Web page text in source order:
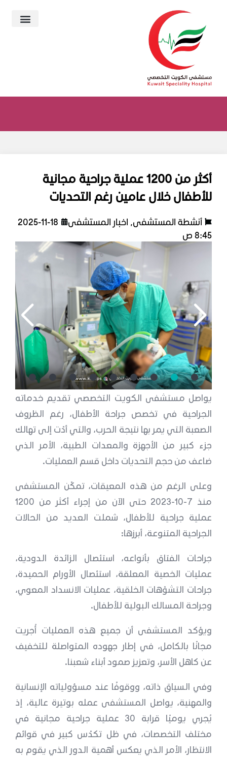
أكثر من 1200 عملية جراحية مجانية
للأطفال خلال عامين رغم التحديات
أنشطة المستشفى اخبار المستشفى
2025-11-18
8:45 ص
يواصل مستشفى الكويت التخصصي تقديم خدماته
الجراحية في تخصص جراحة الأطفال، رغم الظروف
الصعبة التي يمر بها نتيجة الحرب، والتي أدّت إلى تهالك
جزء كبير من الأجهزة والمعدات الطبية، الأمر الذي
ضاعف من حجم التحديات داخل قسم العمليات.
وعلى الرغم من هذه المعيقات، تمكّن المستشفى
منذ 7-10-2023 حتى الآن من إجراء أكثر من 1200
عملية جراحية للأطفال، شملت العديد من الحالات
الجراحية المتنوعة، أبرزها:
جراحات الفتاق بأنواعه، استئصال الزائدة الدودية،
عمليات الخصية المعلقة، استئصال الأورام الحميدة،
جراحات التشوّهات الخلقية، عمليات الانسداد المعوي،
وجراحة المسالك البولية للأطفال.
ويؤكد المستشفى أن جميع هذه العمليات أُجريت
مجانًا بالكامل، في إطار جهوده المتواصلة للتخفيف
عن كاهل الأسر، وتعزيز صمود أبناء شعبنا.
وفي السياق ذاته، ووقوفًا عند مسؤولياته الإنسانية
والمهنية، يواصل المستشفى عمله بوتيرة عالية، إذ
يُجري يوميًا قرابة 30 عملية جراحية مجانية في
مختلف التخصصات، في ظل تكدّس كبير في قوائم
الانتظار، الأمر الذي يعكس أهمية الدور الذي يقوم به